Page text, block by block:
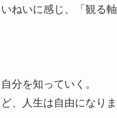
ねいに感じ、「観る
分を知っていく。
、人生は自由になりま